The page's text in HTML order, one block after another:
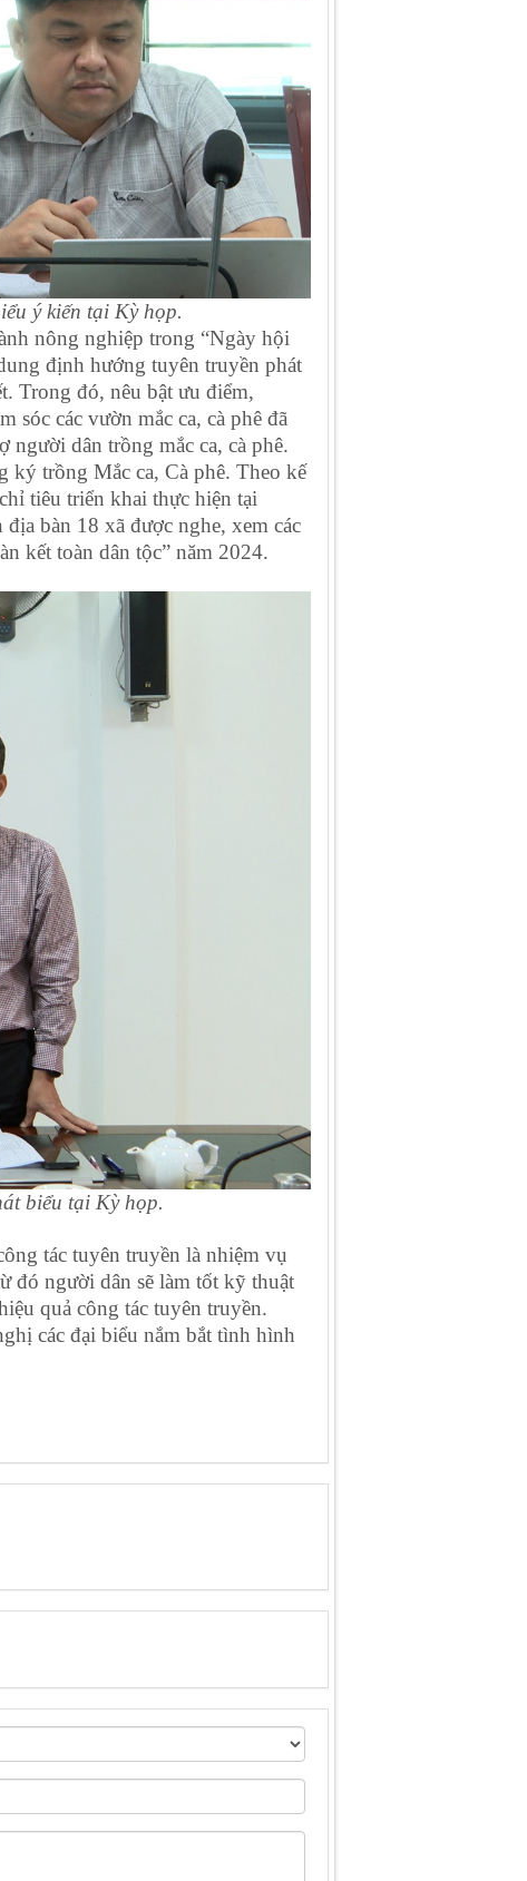
ý kiến tại Kỳ họp.
nông nghiệp trong “Ngày hội
định hướng tuyên truyền phát
Trong đó, nêu bật ưu điểm,
sóc các vườn mắc ca, cà phê đã
dân trồng mắc ca, cà phê.
trồng Mắc ca, Cà phê. Theo kế
tiêu triển khai thực hiện tại
bàn 18 xã được nghe, xem các
kết toàn dân tộc” năm 2024.
biểu tại Kỳ họp.
tác tuyên truyền là nhiệm vụ
đó người dân sẽ làm tốt kỹ thuật
quả công tác tuyên truyền.
các đại biểu nắm bắt tình hình